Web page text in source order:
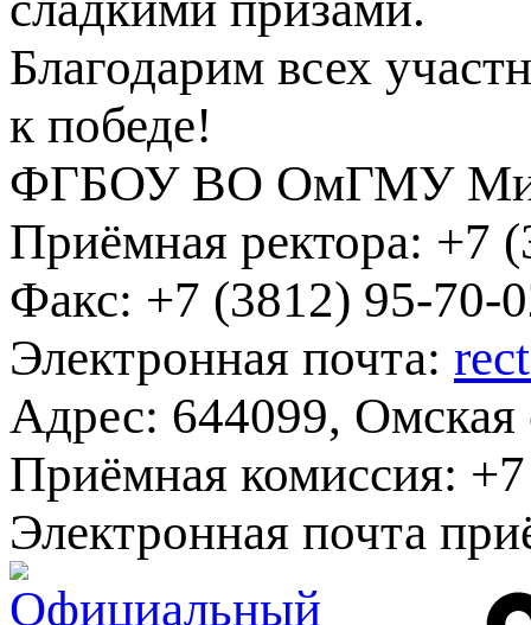
Благодарим всех
к победе!
ФГБОУ ВО ОмГМУ
Приёмная ректора: +7
Факс: +7 (3812) 95-70-
Электронная почта:
Адрес: 644099, Омская
Приёмная комиссия:
Электронная почта